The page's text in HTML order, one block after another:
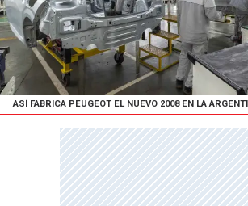
ASÍ FABRICA PEUGEOT EL NUEVO 2008 EN LA